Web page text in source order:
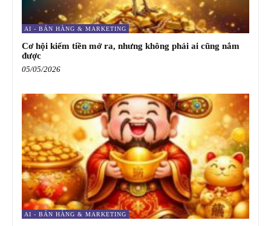
AI - BÁN HÀNG & MARKETING
Cơ hội kiếm tiền mở ra, nhưng không phải ai cũng nắm
được
05/05/2026
AI - BÁN HÀNG & MARKETING